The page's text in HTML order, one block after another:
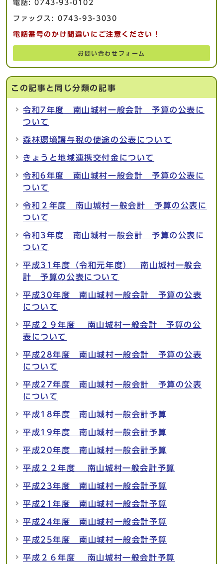
電話: 0743-93-0102
ファックス: 0743-93-3030
電話番号のかけ間違いにご注意ください！
お問い合わせフォーム
この記事と同じ分類の記事
令和7年度 南山城村一般会計 予算の公表に
ついて
森林環境譲与税の使途の公表について
きょうと地域連携交付金について
令和6年度 南山城村一般会計 予算の公表に
ついて
令和２年度 南山城村一般会計 予算の公表に
ついて
令和3年度 南山城村一般会計 予算の公表に
ついて
平成31年度（令和元年度） 南山城村一般会
計 予算の公表について
平成30年度 南山城村一般会計 予算の公表
について
平成２９年度 南山城村一般会計 予算の公
表について
平成28年度 南山城村一般会計 予算の公表
について
平成27年度 南山城村一般会計 予算の公表
について
平成18年度 南山城村一般会計予算
平成19年度 南山城村一般会計予算
平成20年度 南山城村一般会計予算
平成２２年度 南山城村一般会計予算
平成23年度 南山城村一般会計予算
平成21年度 南山城村一般会計予算
平成24年度 南山城村一般会計予算
平成25年度 南山城村一般会計予算
平成２６年度 南山城村一般会計予算